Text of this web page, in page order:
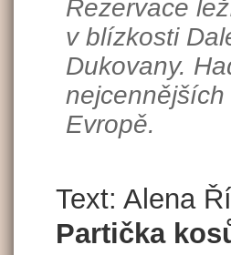
Rezervace
v blízkosti
Dukovany.
Evropě.
Text: Alena
Partička